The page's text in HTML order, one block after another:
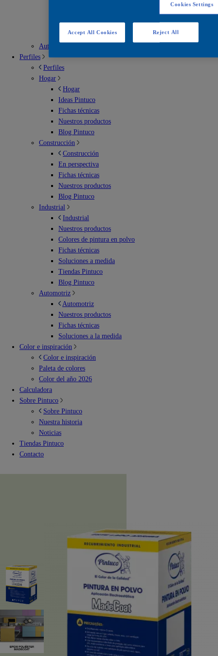
Soluciones para imperbeabilización
Soluciones para interiores
Automotriz
Perfiles
Perfiles
Hogar
Hogar
Ideas Pintuco
Fichas técnicas
Nuestros productos
Blog Pintuco
Construcción
Construcción
En perspectiva
Fichas técnicas
Nuestros productos
Blog Pintuco
Industrial
Industrial
Nuestros productos
Colores de pintura en polvo
Fichas técnicas
Soluciones a medida
Tiendas Pintuco
Blog Pintuco
Automotriz
Automotriz
Nuestros productos
Fichas técnicas
Soluciones a la medida
Color e inspiración
Color e inspiración
Paleta de colores
Color del año 2026
Calculadora
Sobre Pintuco
Sobre Pintuco
Nuestra historia
Noticias
Tiendas Pintuco
Contacto
Cookies Settings
Reject All
Accept All Cookies